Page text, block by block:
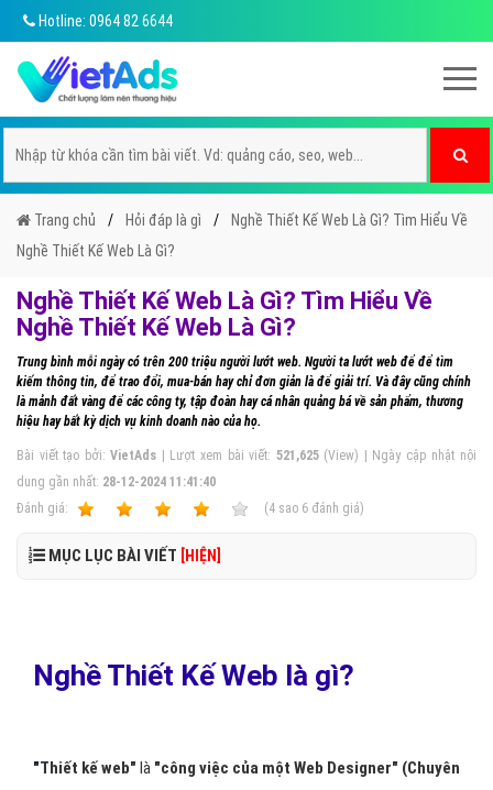
Hotline: 0964 82 6644
Trang chủ Hỏi đáp là gì
Nghề Thiết Kế Web Là Gì? Tìm Hiểu Về
Nghề Thiết Kế Web Là Gì?
Nghề Thiết Kế Web Là Gì? Tìm Hiểu Về
Nghề Thiết Kế Web Là Gì?
Trung bình mỗi ngày có trên 200 triệu người lướt web. Người ta lướt web để để tìm
kiếm thông tin, để trao đổi, mua-bán hay chỉ đơn giản là để giải trí. Và đây cũng chính
là mảnh đất vàng để các công ty, tập đoàn hay cá nhân quảng bá về sản phẩm, thương
hiệu hay bất kỳ dịch vụ kinh doanh nào của họ.
Bài viết tạo bởi:VietAds | Lượt xem bài viết: 521,625(View) | Ngày cập nhật nội
dung gần nhất: 28-12-2024 11:41:40
Ðánh giá:
(4 sao 6 đánh giá)
MỤC LỤC BÀI VIẾT [HIỆN]
Nghề Thiết Kế Web là gì?
"Thiết kế web" là "công việc của một Web Designer" (Chuyên